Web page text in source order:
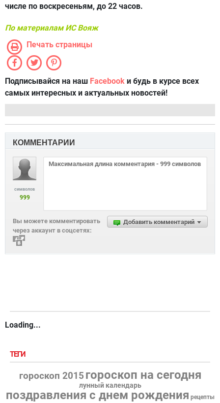
числе по воскресеньям, до 22 часов.
По материалам ИС Вояж
Печать страницы
Подписывайся на наш Facebook и будь в курсе всех
самых интересных и актуальных новостей!
КОММЕНТАРИИ
символов
999
Добавить комментарий
Вы можете комментировать
через аккаунт в соцсетях:
Loading...
ТЕГИ
гороскоп 2015 гороскоп на сегодня
лунный календарь
поздравления с днем рождения рецепты